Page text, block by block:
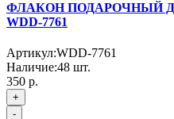
ФЛАКОН ПОДАРОЧНЫЙ
WDD-7761
Артикул:WDD-7761
Наличие:48 шт.
350 р.
+
-